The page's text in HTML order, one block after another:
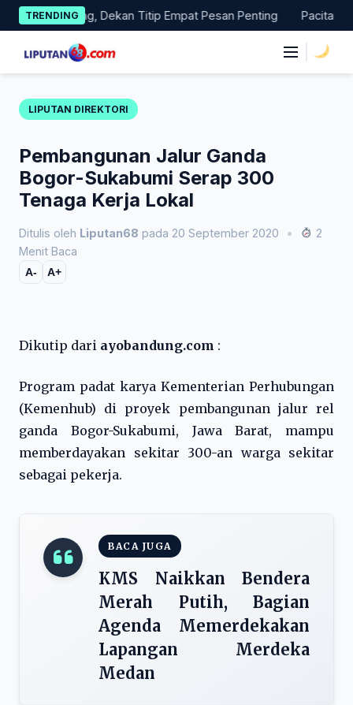
Skip
to
content
TRENDING
Magang, Dekan Titip Empat Pesan Penting Pacitan
LIPUTAN DIREKTORI
Pembangunan Jalur Ganda
Bogor-Sukabumi Serap 300
Tenaga Kerja Lokal
Ditulis oleh Liputan68 pada 20 September 2020 •
2
Menit Baca
A- A+
Dikutip dari ayobandung.com :
Program padat karya Kementerian Perhubungan
(Kemenhub) di proyek pembangunan jalur rel
ganda Bogor-Sukabumi, Jawa Barat, mampu
memberdayakan sekitar 300-an warga sekitar
sebagai pekerja.
BACA JUGA
KMS Naikkan Bendera
Merah Putih, Bagian
Agenda Memerdekakan
Lapangan Merdeka
Medan